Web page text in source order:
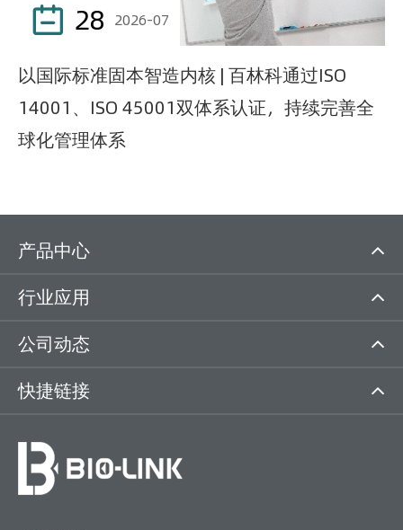
 28 2026-07
以国际标准固本智造内核 | 百林科通过ISO
14001、ISO 45001双体系认证，持续完善全
球化管理体系
产品中心
行业应用
公司动态
快捷链接